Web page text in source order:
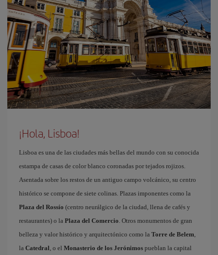
¡Hola, Lisboa!
Lisboa es una de las ciudades más bellas del mundo con su conocida
estampa de casas de color blanco coronadas por tejados rojizos.
Asentada sobre los restos de un antiguo campo volcánico, su centro
histórico se compone de siete colinas. Plazas imponentes como la
Plaza del Rossío (centro neurálgico de la ciudad, llena de cafés y
restaurantes) o la Plaza del Comercio. Otros monumentos de gran
belleza y valor histórico y arquitectónico como la Torre de Belem,
la Catedral, o el Monasterio de los Jerónimos pueblan la capital